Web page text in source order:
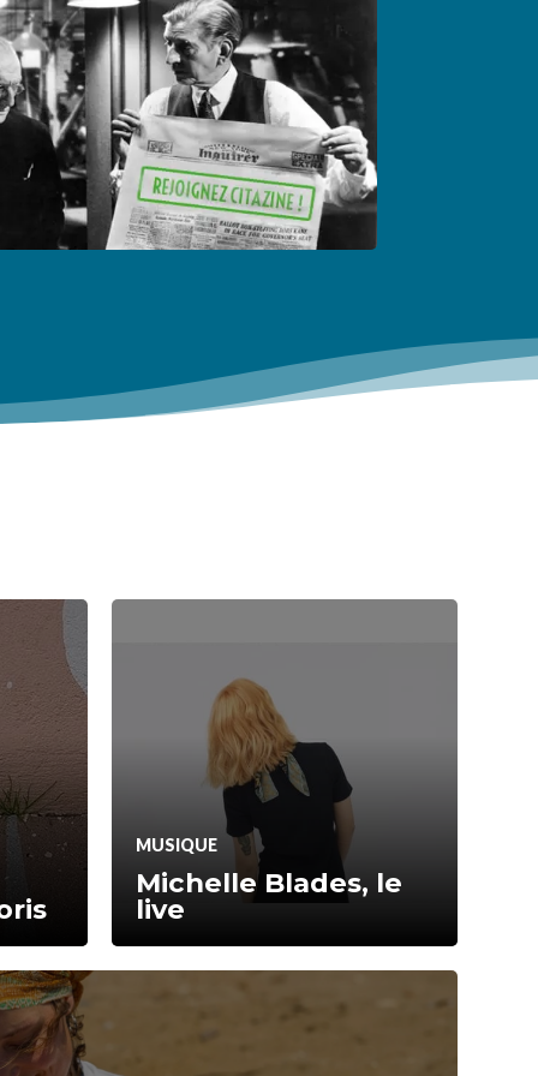
MUSIQUE
Michelle Blades, le
live